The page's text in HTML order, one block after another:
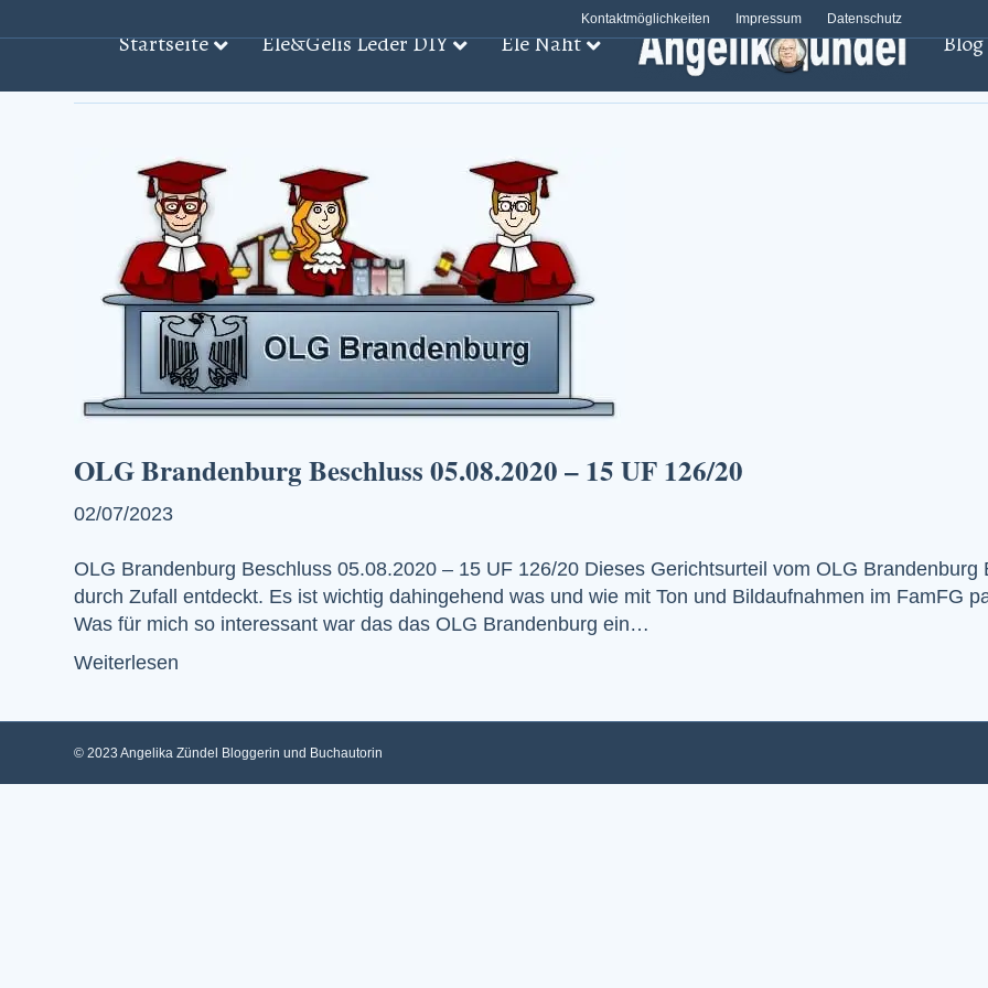
Kontaktmöglichkeiten Impressum Datenschutz
Startseite Ele&Gelis Leder DIY Ele Näht Blog
Beiträge mit dem Stichwort: ‘OLG Brandenburg Beschluss 05.08.2020 – 15 UF 126/20̵
OLG Brandenburg Beschluss 05.08.2020 – 15 UF 126/20
02/07/2023
OLG Brandenburg Beschluss 05.08.2020 – 15 UF 126/20 Dieses Gerichtsurteil vom OLG
durch Zufall entdeckt. Es ist wichtig dahingehend was und wie mit Ton und Bildaufnahmen im FamFG
Was für mich so interessant war das das OLG Brandenburg ein…
Weiterlesen
© 2023 Angelika Zündel Bloggerin und Buchautorin